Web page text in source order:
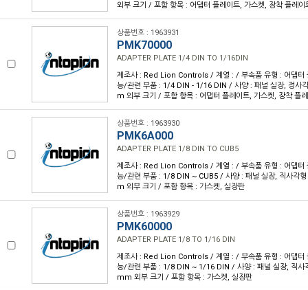
외부 크기 / 포함 항목 : 어댑터 플레이트, 가스켓, 장착 플레이
상품번호 : 1963931
PMK70000
ADAPTER PLATE 1/4 DIN TO 1/16DIN
제조사 : Red Lion Controls / 계열 : / 부속품 유형 : 어댑터
능/관련 부품 : 1/4 DIN - 1/16 DIN / 사양 : 패널 실장, 정사
m 외부 크기 / 포함 항목 : 어댑터 플레이트, 가스켓, 장착 플
상품번호 : 1963930
PMK6A000
ADAPTER PLATE 1/8 DIN TO CUB5
제조사 : Red Lion Controls / 계열 : / 부속품 유형 : 어댑터
능/관련 부품 : 1/8 DIN ~ CUB5 / 사양 : 패널 실장, 직사각
m 외부 크기 / 포함 항목 : 가스켓, 실장판
상품번호 : 1963929
PMK60000
ADAPTER PLATE 1/8 TO 1/16 DIN
제조사 : Red Lion Controls / 계열 : / 부속품 유형 : 어댑터
능/관련 부품 : 1/8 DIN ~ 1/16 DIN / 사양 : 패널 실장, 직
mm 외부 크기 / 포함 항목 : 가스켓, 실장판